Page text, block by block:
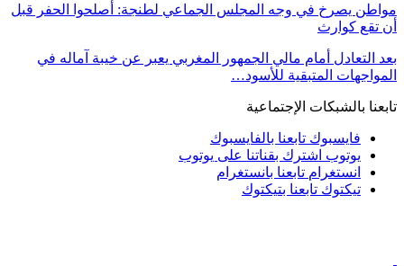
مواطن يصرخ في وجه المجلس الجماعي لطنجة: أصلحوا الحفر قبل
أن تقع كوارث
بعد التعادل أمام مالي الجمهور المغربي يعبر عن خيبة آماله في
المواجهات المتبقية للأسود…
تابعنا بالشبكات الإجتماعية
فايسبوك تابعنا بالفايسبوك
يوتوب اشترك بقناتنا على يوتوب
انستغرام تابعنا بانستغرام
تيكتوك تابعنا بتيكتوك